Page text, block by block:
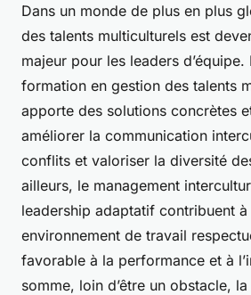
Dans un monde de plus en plus
des talents multiculturels est
majeur pour les leaders
formation en gestion des talents
apporte des solutions concrètes
améliorer la communication
conflits et valoriser la diversité
ailleurs, le management
leadership adaptatif contribuent
environnement de travail
favorable à la performance et à
somme, loin d’être un obstacle,